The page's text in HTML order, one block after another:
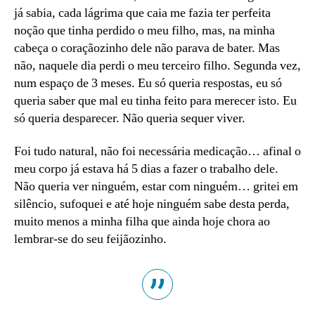
já sabia, cada lágrima que caia me fazia ter perfeita
noção que tinha perdido o meu filho, mas, na minha
cabeça o coraçãozinho dele não parava de bater. Mas
não, naquele dia perdi o meu terceiro filho. Segunda vez,
num espaço de 3 meses. Eu só queria respostas, eu só
queria saber que mal eu tinha feito para merecer isto. Eu
só queria desparecer. Não queria sequer viver.
Foi tudo natural, não foi necessária medicação… afinal o
meu corpo já estava há 5 dias a fazer o trabalho dele.
Não queria ver ninguém, estar com ninguém… gritei em
silêncio, sufoquei e até hoje ninguém sabe desta perda,
muito menos a minha filha que ainda hoje chora ao
lembrar-se do seu feijãozinho.